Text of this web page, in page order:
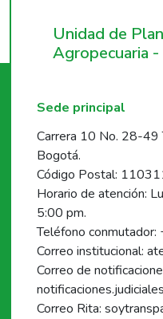
Unidad de
Agropecuaria
Sede principal
Carrera 10 No. 28-49
Bogotá.
Código Postal:
Horario de atención:
5:00 pm.
Teléfono
Correo institucional:
Correo de
Correo Rita: